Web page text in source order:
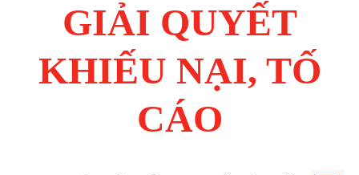
GIẢI QUYẾT
KHIẾU NẠI, TỐ
CÁO